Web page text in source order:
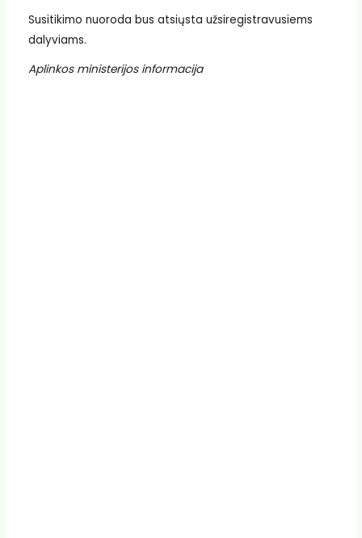
Susitikimo nuoroda bus atsiųsta užsiregistravusiems
dalyviams.
Aplinkos ministerijos informacija